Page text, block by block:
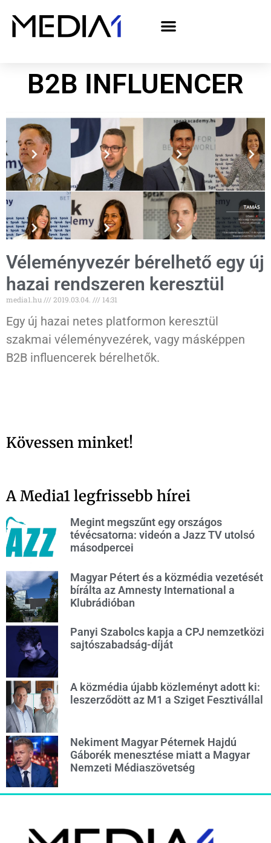
B2B INFLUENCER
Véleményvezér bérelhető egy új
hazai rendszeren keresztül
media1.hu 2019.03.04. 14:31
Egy új hazai netes platformon keresztül
szakmai véleményvezérek, vagy másképpen
B2B influencerek bérelhetők.
Kövessen minket!
A Media1 legfrissebb hírei
Megint megszűnt egy országos
tévécsatorna: videón a Jazz TV utolsó
másodpercei
Magyar Pétert és a közmédia vezetését
bírálta az Amnesty International a
Klubrádióban
Panyi Szabolcs kapja a CPJ nemzetközi
sajtószabadság-díját
A közmédia újabb közleményt adott ki:
leszerződött az M1 a Sziget Fesztivállal
Nekiment Magyar Péternek Hajdú
Gáborék menesztése miatt a Magyar
Nemzeti Médiaszövetség